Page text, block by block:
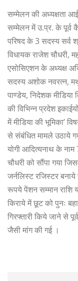
सम्मेलन की अध्यक्षता
सम्मेलन में उ.प्र. के पूर्व
परिषद के 3 सदस्य सर्व
विधायक राजेश चौधरी,
एसोसिएशन के अध्यक्ष
सदस्य अशोक नवरत्न,
पाण्डेय, निदेशक
की विभिन्न प्रदेश
में मीडिया की भूमिका’
से संबंधित मामले उठाये
योगी आदित्यनाथ के नाम
चौधरी को सौंपा गया
जर्नलिस्ट रजिस्टर
रूपये पेंशन सम्मान राशि
किराये में छूट को पुनः
गिरफ्तारी किये जाने से
जैसी मांग की गई ।